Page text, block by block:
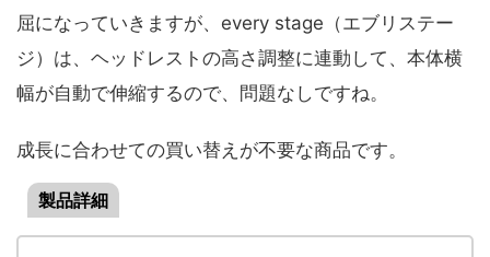
屈になっていきますが、every stage（エブリステー
ジ）は、ヘッドレストの高さ調整に連動して、本体横
幅が自動で伸縮するので、問題なしですね。
成長に合わせての買い替えが不要な商品です。
製品詳細